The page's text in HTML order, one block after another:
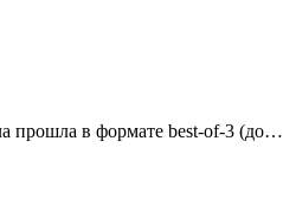
прошла в формате best-of-3 (до…